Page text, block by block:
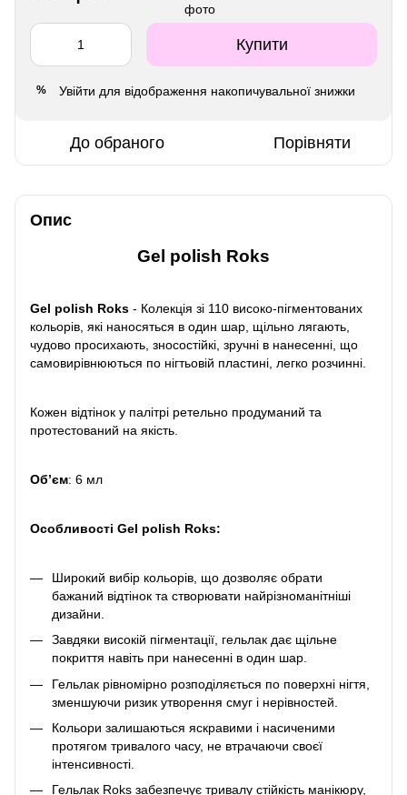
Купити
% Увійти для відображення накопичувальної знижки
До обраного Порівняти
Опис
Gel polish Roks
Gel polish Roks - Колекція зі 110 високо-пігментованих
кольорів, які наносяться в один шар, щільно лягають,
чудово просихають, зносостійкі, зручні в нанесенні, що
самовирівнюються по нігтьовій пластині, легко розчинні.
Кожен відтінок у палітрі ретельно продуманий та
протестований на якість.
Обʼєм: 6 мл
Особливості Gel polish Roks:
Широкий вибір кольорів, що дозволяє обрати
бажаний відтінок та створювати найрізноманітніші
дизайни.
Завдяки високій пігментації, гельлак дає щільне
покриття навіть при нанесенні в один шар.
Гельлак рівномірно розподіляється по поверхні нігтя,
зменшуючи ризик утворення смуг і нерівностей.
Кольори залишаються яскравими і насиченими
протягом тривалого часу, не втрачаючи своєї
інтенсивності.
Гельлак Roks забезпечує тривалу стійкість манікюру,